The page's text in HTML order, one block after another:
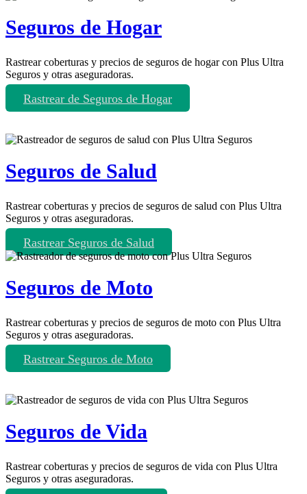
Seguros de Hogar
Rastrear coberturas y precios de seguros de hogar con Plus Ultra
Seguros y otras aseguradoras.
Rastrear de Seguros de Hogar
Seguros de Salud
Rastrear coberturas y precios de seguros de salud con Plus Ultra
Seguros y otras aseguradoras.
Rastrear Seguros de Salud
Seguros de Moto
Rastrear coberturas y precios de seguros de moto con Plus Ultra
Seguros y otras aseguradoras.
Rastrear Seguros de Moto
Seguros de Vida
Rastrear coberturas y precios de seguros de vida con Plus Ultra
Seguros y otras aseguradoras.